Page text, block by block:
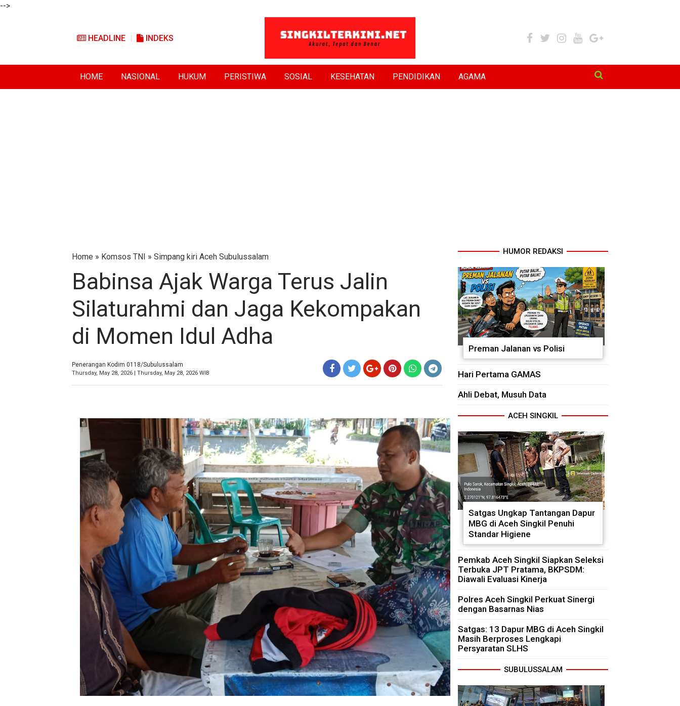
-->
HEADLINE INDEKS
HOME NASIONAL HUKUM PERISTIWA SOSIAL KESEHATAN PENDIDIKAN AGAMA
Home » Komsos TNI » Simpang kiri Aceh Subulussalam
Babinsa Ajak Warga Terus Jalin
Silaturahmi dan Jaga Kekompakan
di Momen Idul Adha
Penerangan Kodim 0118/Subulussalam
Thursday, May 28, 2026 | Thursday, May 28, 2026 WIB
HUMOR REDAKSI
Preman Jalanan vs Polisi
Hari Pertama GAMAS
Ahli Debat, Musuh Data
ACEH SINGKIL
Satgas Ungkap Tantangan Dapur
MBG di Aceh Singkil Penuhi
Standar Higiene
Pemkab Aceh Singkil Siapkan Seleksi
Terbuka JPT Pratama, BKPSDM:
Diawali Evaluasi Kinerja
Polres Aceh Singkil Perkuat Sinergi
dengan Basarnas Nias
Satgas: 13 Dapur MBG di Aceh Singkil
Masih Berproses Lengkapi
Persyaratan SLHS
SUBULUSSALAM